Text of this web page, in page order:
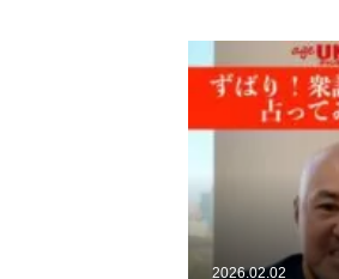
YouTube
Online Store
2026.02.02